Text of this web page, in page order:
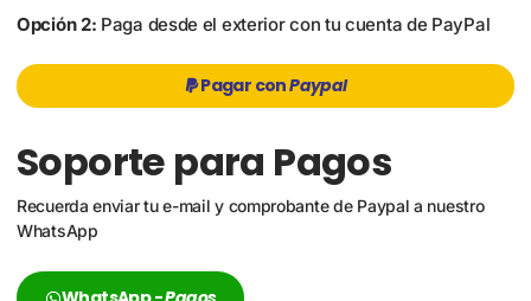
Opción 2: Paga desde el exterior con tu cuenta de PayPal
Pagar conPaypal
Soporte para Pagos
Recuerda enviar tu e-mail y comprobante de Paypal a nuestro
WhatsApp